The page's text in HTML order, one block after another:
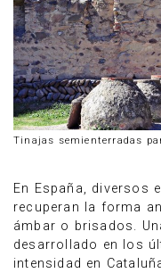
Tinajas semienterradas
En España, diversos
recuperan la forma
ámbar o brisados.
desarrollado en los
intensidad en